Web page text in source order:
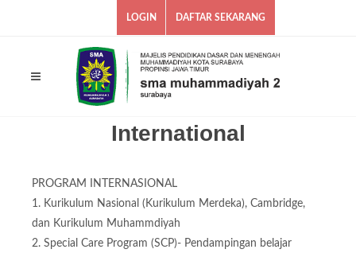
LOGIN DAFTAR SEKARANG
International
PROGRAM INTERNASIONAL
1. Kurikulum Nasional (Kurikulum Merdeka), Cambridge,
dan Kurikulum Muhammdiyah
2. Special Care Program (SCP)- Pendampingan belajar